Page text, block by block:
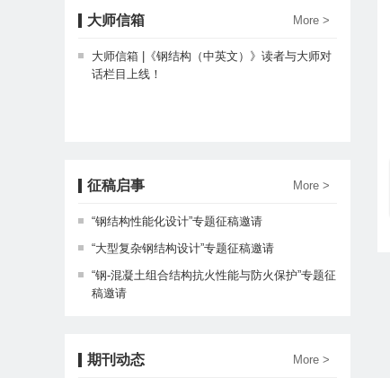
大师信箱 More >
大师信箱 |《钢结构（中英文）》读者与大师对
话栏目上线！
征稿启事 More >
“钢结构性能化设计”专题征稿邀请
“大型复杂钢结构设计”专题征稿邀请
“钢-混凝土组合结构抗火性能与防火保护”专题征
稿邀请
期刊动态 More >